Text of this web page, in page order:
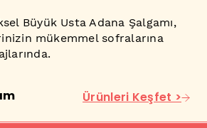
Büyük Usta Adana Şalgamı,
mükemmel sofralarına
Ürünleri Keşfet >